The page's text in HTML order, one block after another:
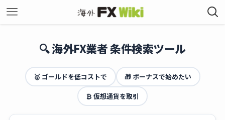
🔍 海外FX業者 条件検索ツール
🥇 ゴールドを低コストで 🎁 ボーナスで始めたい
₿ 仮想通貨を取引